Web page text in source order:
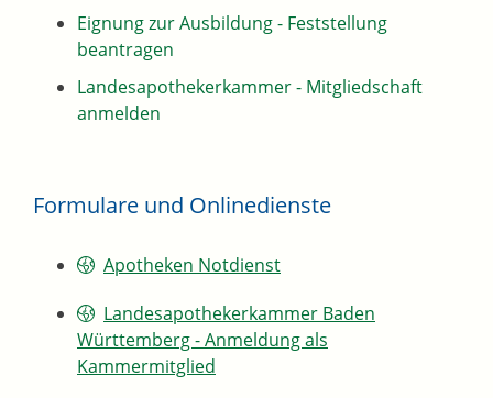
Eignung zur Ausbildung - Feststellung
beantragen
Landesapothekerkammer - Mitgliedschaft
anmelden
Formulare und Onlinedienste
Apotheken Notdienst
Landesapothekerkammer Baden
Württemberg - Anmeldung als
Kammermitglied